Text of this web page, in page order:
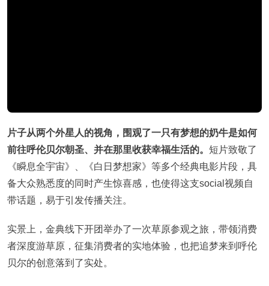
片子从两个外星人的视角，围观了一只有梦想的奶牛是如何
前往呼伦贝尔朝圣、并在那里收获幸福生活的。 短片致敬了
《瞬息全宇宙》、《白日梦想家》等多个经典电影片段，具
备大众熟悉度的同时产生惊喜感，也使得这支social视频自
带话题，易于引发传播关注。
实景上，金典线下开团举办了一次草原参观之旅，带领消费
者深度游草原，征集消费者的实地体验，也把追梦来到呼伦
贝尔的创意落到了实处。